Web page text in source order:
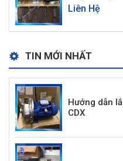
Liên Hệ
TIN MỚI NHẤT
Hướng dẫn
CDX